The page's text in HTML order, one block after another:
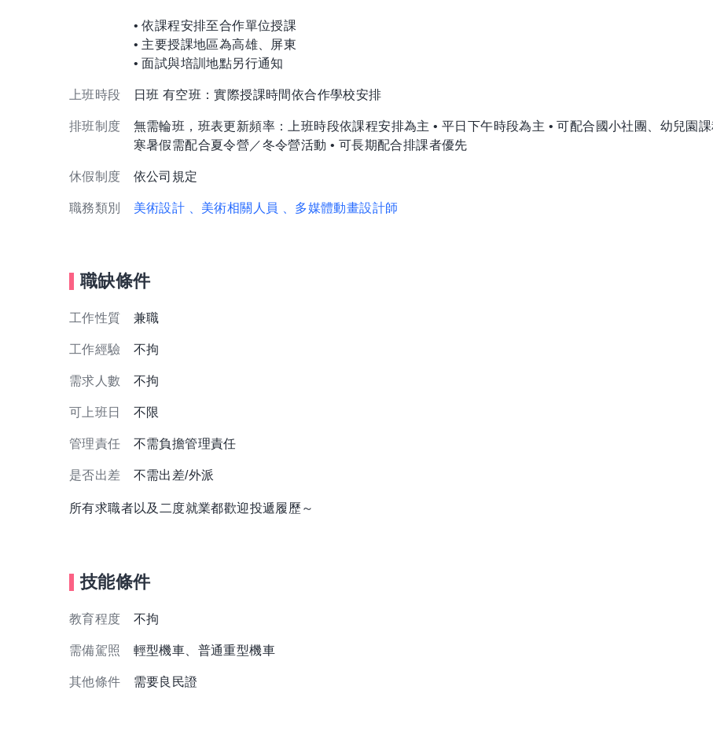
• 依課程安排至合作單位授課
• 主要授課地區為高雄、屏東
• 面試與培訓地點另行通知
上班時段 日班 有空班：實際授課時間依合作學校安排
排班制度
無需輪班，班表更新頻率：上班時段依課程安排為主 • 平日下午時段為主 • 可配合國小社團、幼兒園課
寒暑假需配合夏令營／冬令營活動 • 可長期配合排課者優先
休假制度 依公司規定
職務類別 美術設計 、美術相關人員 、多媒體動畫設計師
職缺條件
工作性質 兼職
工作經驗 不拘
需求人數 不拘
可上班日 不限
管理責任 不需負擔管理責任
是否出差 不需出差/外派
所有求職者以及二度就業都歡迎投遞履歷～
技能條件
教育程度 不拘
需備駕照 輕型機車、普通重型機車
其他條件 需要良民證